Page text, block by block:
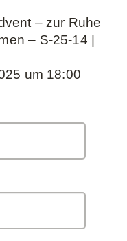
– zur Ruhe
– S-25-14 |
um 18:00